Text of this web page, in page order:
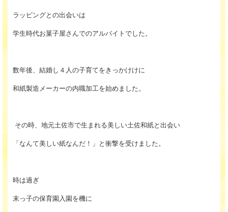
ラッピングとの出会いは
学生時代お菓子屋さんでのアルバイトでした。
数年後、結婚し４人の子育てをきっかけけに
和紙製造メーカーの内職加工を始めました。
その時、地元土佐市で生まれる美しい土佐和紙と出会い
「なんて美しい紙なんだ！」と衝撃を受けました。
時は過ぎ
末っ子の保育園入園を機に